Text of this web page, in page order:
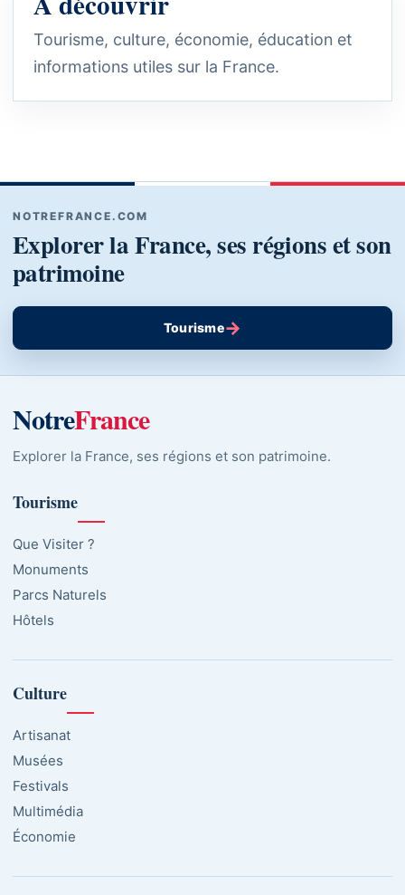
Tourisme, culture, économie, éducation et
informations utiles sur la France.
NOTREFRANCE.COM
Explorer la France, ses régions et son
patrimoine
Tourisme→
NotreFrance
Explorer la France, ses régions et son patrimoine.
Tourisme
Que Visiter ?
Monuments
Parcs Naturels
Hôtels
Culture
Artisanat
Musées
Festivals
Multimédia
Économie